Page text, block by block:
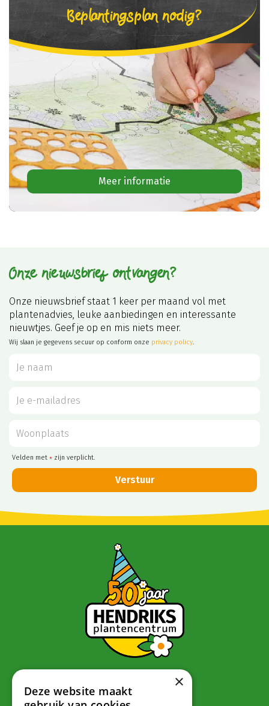
Beplantingsplan nodig?
Meer informatie
Onze nieuwsbrief ontvangen?
Onze nieuwsbrief staat 1 keer per maand vol met
plantenadvies, leuke aanbiedingen en interessante
nieuwtjes. Geef je op en mis niets meer.
Wij slaan je gegevens secuur op conform onze privacy policy.
Velden met * zijn verplicht.
×
Deze website maakt